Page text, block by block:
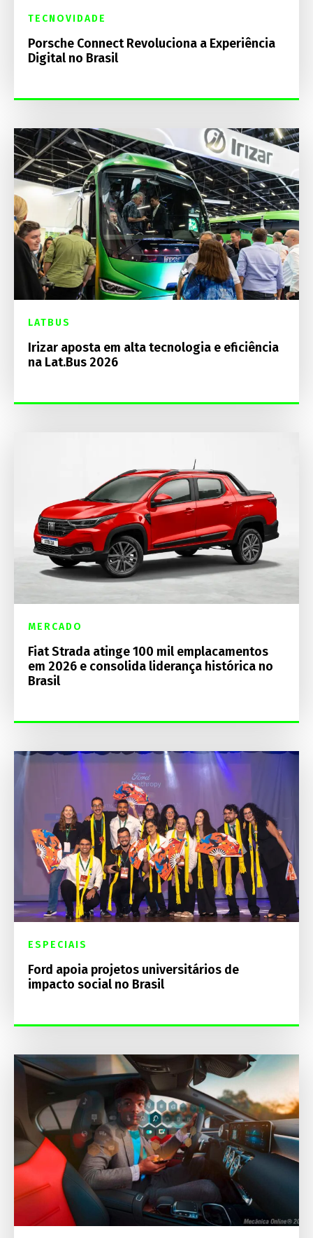
TECNOVIDADE
Porsche Connect Revoluciona a Experiência
Digital no Brasil
LATBUS
Irizar aposta em alta tecnologia e eficiência
na Lat.Bus 2026
MERCADO
Fiat Strada atinge 100 mil emplacamentos
em 2026 e consolida liderança histórica no
Brasil
ESPECIAIS
Ford apoia projetos universitários de
impacto social no Brasil